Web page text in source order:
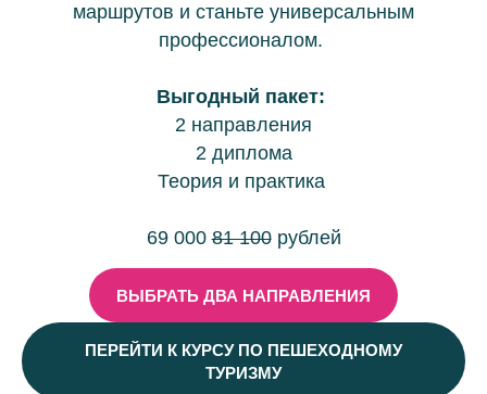
маршрутов и станьте универсальным
профессионалом.
Выгодный пакет:
2 направления
2 диплома
Теория и практика
69 00081 100рублей
ВЫБРАТЬ ДВА НАПРАВЛЕНИЯ
ПЕРЕЙТИ К КУРСУ ПО ПЕШЕХОДНОМУ
ТУРИЗМУ